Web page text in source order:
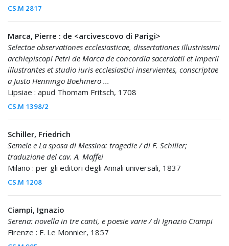
CS.M 2817
Marca, Pierre : de <arcivescovo di Parigi>
Selectae observationes ecclesiasticae, dissertationes illustrissimi
archiepiscopi Petri de Marca de concordia sacerdotii et imperii
illustrantes et studio iuris ecclesiastici inservientes, conscriptae
a Justo Henningo Boehmero ...
Lipsiae : apud Thomam Fritsch, 1708
CS.M 1398/2
Schiller, Friedrich
Semele e La sposa di Messina: tragedie / di F. Schiller;
traduzione del cav. A. Maffei
Milano : per gli editori degli Annali universali, 1837
CS.M 1208
Ciampi, Ignazio
Serena: novella in tre canti, e poesie varie / di Ignazio Ciampi
Firenze : F. Le Monnier, 1857